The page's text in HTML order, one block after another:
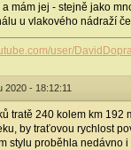
mám jej - stejně jako
u vlakového nádraží
user/
2020 - 18:12:11
tratě 240 kolem km
by traťovou rychlost
stylu proběhla nedávno